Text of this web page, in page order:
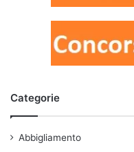
Categorie
Abbigliamento